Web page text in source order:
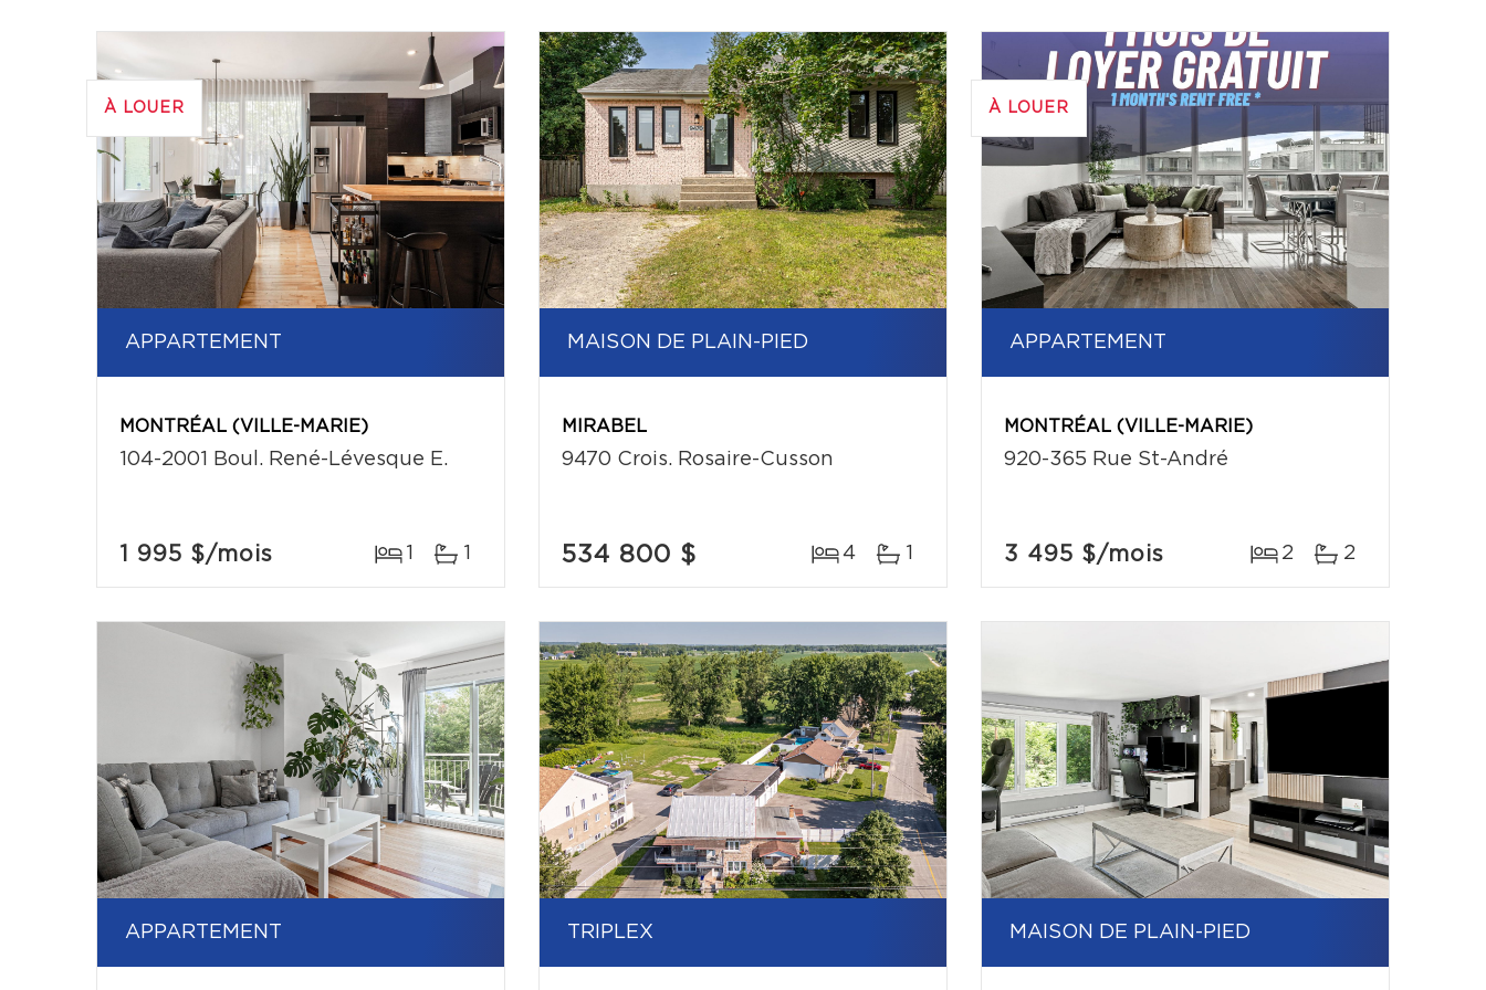
À LOUER
APPARTEMENT
MONTRÉAL (VILLE-MARIE)
104-2001 Boul. René-Lévesque E.
1 995 $/mois 1 1
MAISON DE PLAIN-PIED
MIRABEL
9470 Crois. Rosaire-Cusson
534 800 $ 4 1
À LOUER
APPARTEMENT
MONTRÉAL (VILLE-MARIE)
920-365 Rue St-André
3 495 $/mois 2 2
APPARTEMENT TRIPLEX MAISON DE PLAIN-PIED